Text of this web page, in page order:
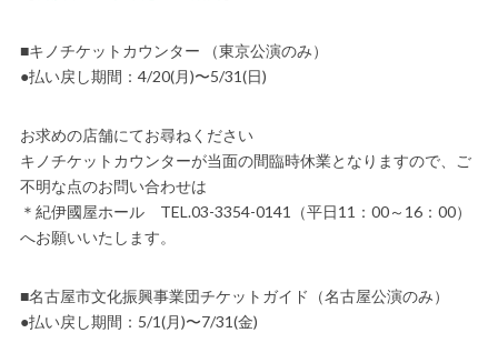
■キノチケットカウンター （東京公演のみ）
●払い戻し期間：4/20(月)〜5/31(日)
お求めの店舗にてお尋ねください
キノチケットカウンターが当面の間臨時休業となりますので、ご
不明な点のお問い合わせは
＊紀伊國屋ホール TEL.03-3354-0141（平日11：00～16：00）
へお願いいたします。
■名古屋市文化振興事業団チケットガイド（名古屋公演のみ）
●払い戻し期間：5/1(月)〜7/31(金)